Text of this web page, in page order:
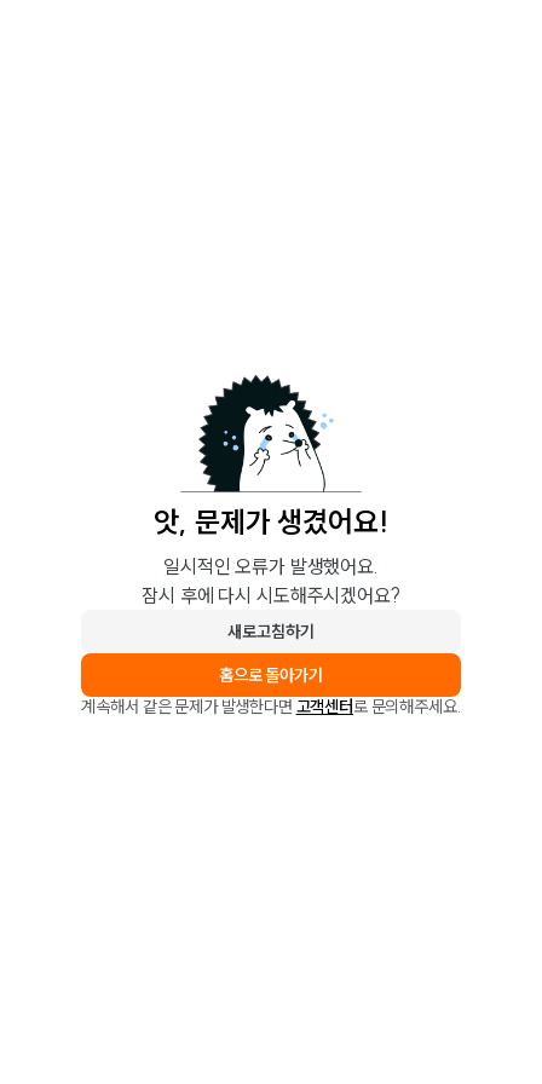
앗, 문제가 생겼어요!
일시적인 오류가 발생했어요.
잠시 후에 다시 시도해주시겠어요?
새로고침하기
홈으로 돌아가기
계속해서 같은 문제가 발생한다면 고객센터로 문의해주세요.